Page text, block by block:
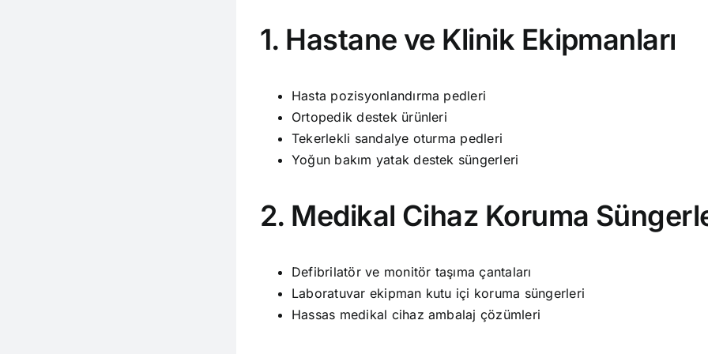
1. Hastane ve Klinik Ekipmanları
Hasta pozisyonlandırma pedleri
Ortopedik destek ürünleri
Tekerlekli sandalye oturma pedleri
Yoğun bakım yatak destek süngerleri
2. Medikal Cihaz Koruma
Defibrilatör ve monitör taşıma çantaları
Laboratuvar ekipman kutu içi koruma süngerleri
Hassas medikal cihaz ambalaj çözümleri